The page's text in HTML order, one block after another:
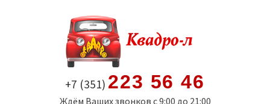
содержимому
+7 (351) 223 56 46
Ждём Ваших звонков с 9:00 до 21:00